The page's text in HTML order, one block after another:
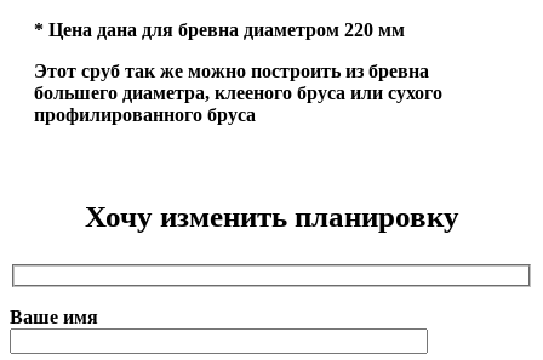
* Цена дана для бревна диаметром 220 мм
Этот сруб так же можно построить из бревна
большего диаметра, клееного бруса или сухого
профилированного бруса
Хочу изменить планировку
Ваше имя